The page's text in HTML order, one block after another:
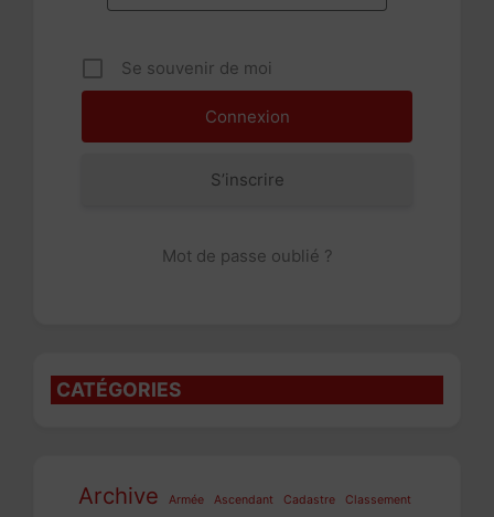
Se souvenir de moi
S’inscrire
Mot de passe oublié ?
CATÉGORIES
Archive Armée Ascendant Cadastre
Classement